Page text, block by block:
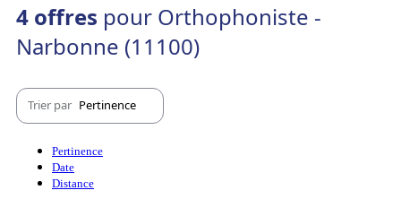
4 offres pour Orthophoniste -
Narbonne (11100)
Trier par Pertinence
Pertinence
Date
Distance